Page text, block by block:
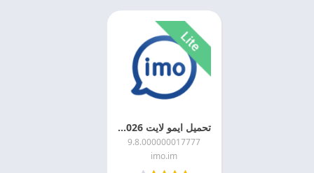
تحميل ايمو لايت 2026 Imo Lite APK اخر اصدار مجانا
9.8.000000017777
imo.im